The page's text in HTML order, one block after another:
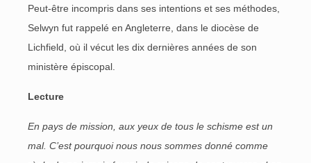
Peut-être incompris dans ses intentions et ses méthodes,
Selwyn fut rappelé en Angleterre, dans le diocèse de
Lichfield, où il vécut les dix dernières années de son
ministère épiscopal.
Lecture
En pays de mission, aux yeux de tous le schisme est un
mal. C’est pourquoi nous nous sommes donné comme